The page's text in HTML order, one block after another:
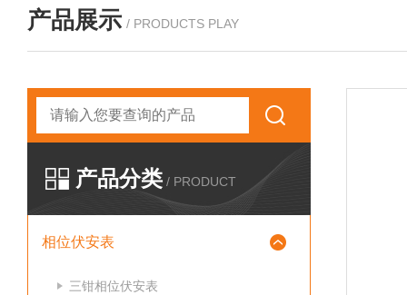
产品展示 / PRODUCTS PLAY
产品分类 / PRODUCT
相位伏安表
三钳相位伏安表